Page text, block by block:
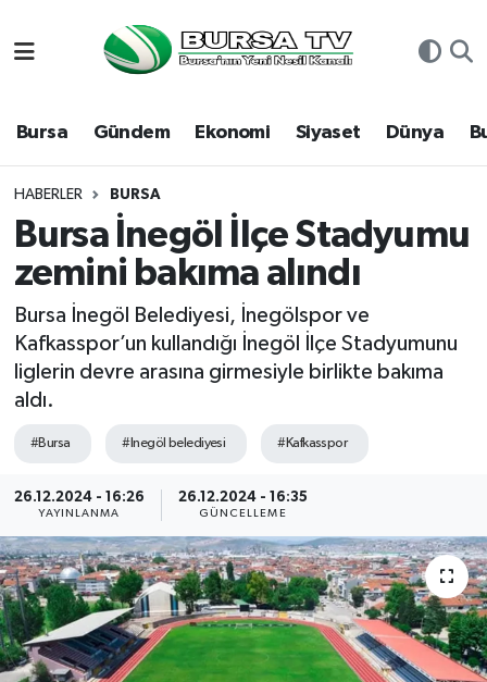
Bursa Gündem Ekonomi Siyaset Dünya
HABERLER BURSA
Bursa İnegöl İlçe Stadyumu
zemini bakıma alındı
Bursa İnegöl Belediyesi, İnegölspor ve
Kafkasspor’un kullandığı İnegöl İlçe Stadyumunu
liglerin devre arasına girmesiyle birlikte bakıma
aldı.
#Bursa #Inegöl belediyesi #Kafkasspor
26.12.2024 - 16:26
YAYINLANMA
26.12.2024 - 16:35
GÜNCELLEME
Bursa
Dünya
Eğitim
Ekonomi
Genel
Siyaset
Spor
Hava Durumu
Namaz Vakitleri
Trafik Durumu
Süper Lig Puan Durumu ve Fikstür
Tüm Manşetler